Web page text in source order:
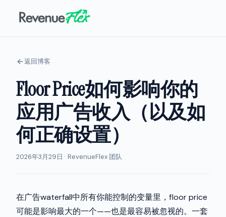
返回博客
Floor Price如何影响你的
应用广告收入（以及如
何正确设置）
2026年3月29日 · RevenueFlex 团队
在广告waterfall中所有你能控制的变量里，floor price
可能是影响最大的一个——也是最容易被忽视的。一套